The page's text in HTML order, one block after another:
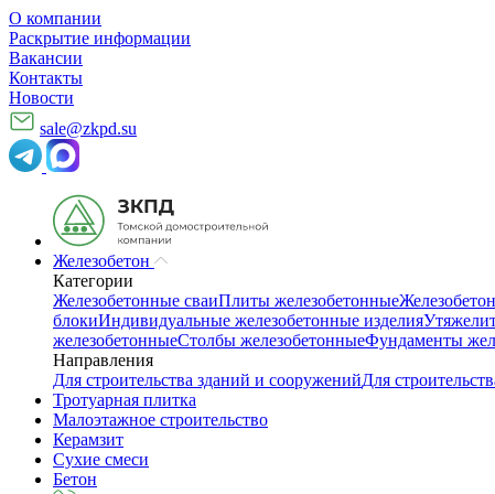
О компании
Раскрытие информации
Вакансии
Контакты
Новости
sale@zkpd.su
Железобетон
Категории
Железобетонные сваиПлиты железобетонные
блокиИндивидуальные железобетонные изделия
железобетонныеСтолбы железобетонныеФундаменты
Направления
Для строительства зданий и сооруженийДля
Тротуарная плитка
Малоэтажное строительство
Керамзит
Сухие смеси
Бетон